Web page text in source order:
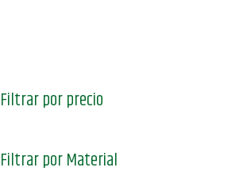
Filtrar por precio
Filtrar por Material